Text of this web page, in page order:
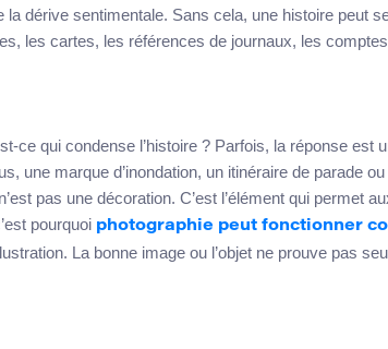
la dérive sentimentale. Sans cela, une histoire peut
les cartes, les références de journaux, les
ce qui condense l’histoire ? Parfois, la réponse est
une marque d’inondation, un itinéraire de parade
pas une décoration. C’est l’élément qui permet
pourquoi photographie peut fonctionner
La bonne image ou l’objet ne prouve pas